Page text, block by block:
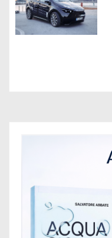
t
i